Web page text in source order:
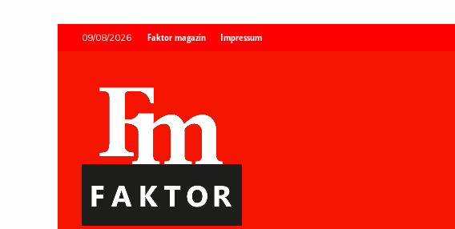
09/08/2026 Faktor magazin Impressum